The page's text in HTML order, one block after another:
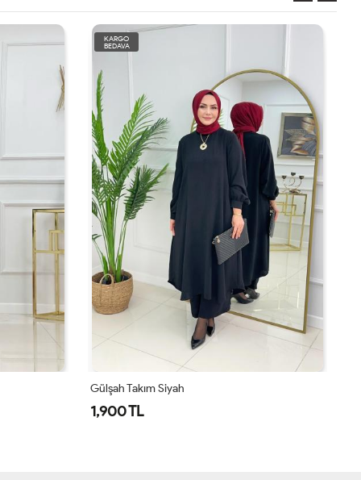
KARGO
BEDAVA
Simge Takım Acı Kahve
1,550 TL